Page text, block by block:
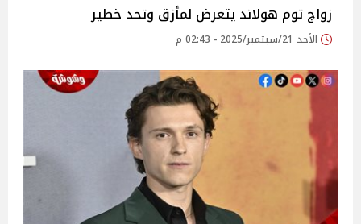
زواج توم هولاند يتعرض لمأزق وتحد خطير
الأحد 21/سبتمبر/2025 - 02:43 م